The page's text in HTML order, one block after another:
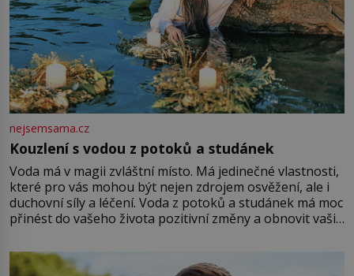
nejsemsama.cz
Kouzlení s vodou z potoků a studánek
Voda má v magii zvláštní místo. Má jedinečné vlastnosti,
které pro vás mohou být nejen zdrojem osvěžení, ale i
duchovní síly a léčení. Voda z potoků a studánek má moc
přinést do vašeho života pozitivní změny a obnovit vaši
můžete obohatit své rituály a přinést do svého života
větší harmonii a klid. Je důležité